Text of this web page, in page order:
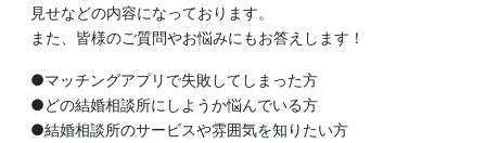
見せなどの内容になっております。
また、皆様のご質問やお悩みにもお答えします！
●マッチングアプリで失敗してしまった方
●どの結婚相談所にしようか悩んでいる方
●結婚相談所のサービスや雰囲気を知りたい方